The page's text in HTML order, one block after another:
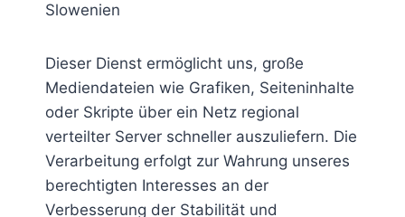
Slowenien
Dieser Dienst ermöglicht uns, große
Mediendateien wie Grafiken, Seiteninhalte
oder Skripte über ein Netz regional
verteilter Server schneller auszuliefern. Die
Verarbeitung erfolgt zur Wahrung unseres
berechtigten Interesses an der
Verbesserung der Stabilität und